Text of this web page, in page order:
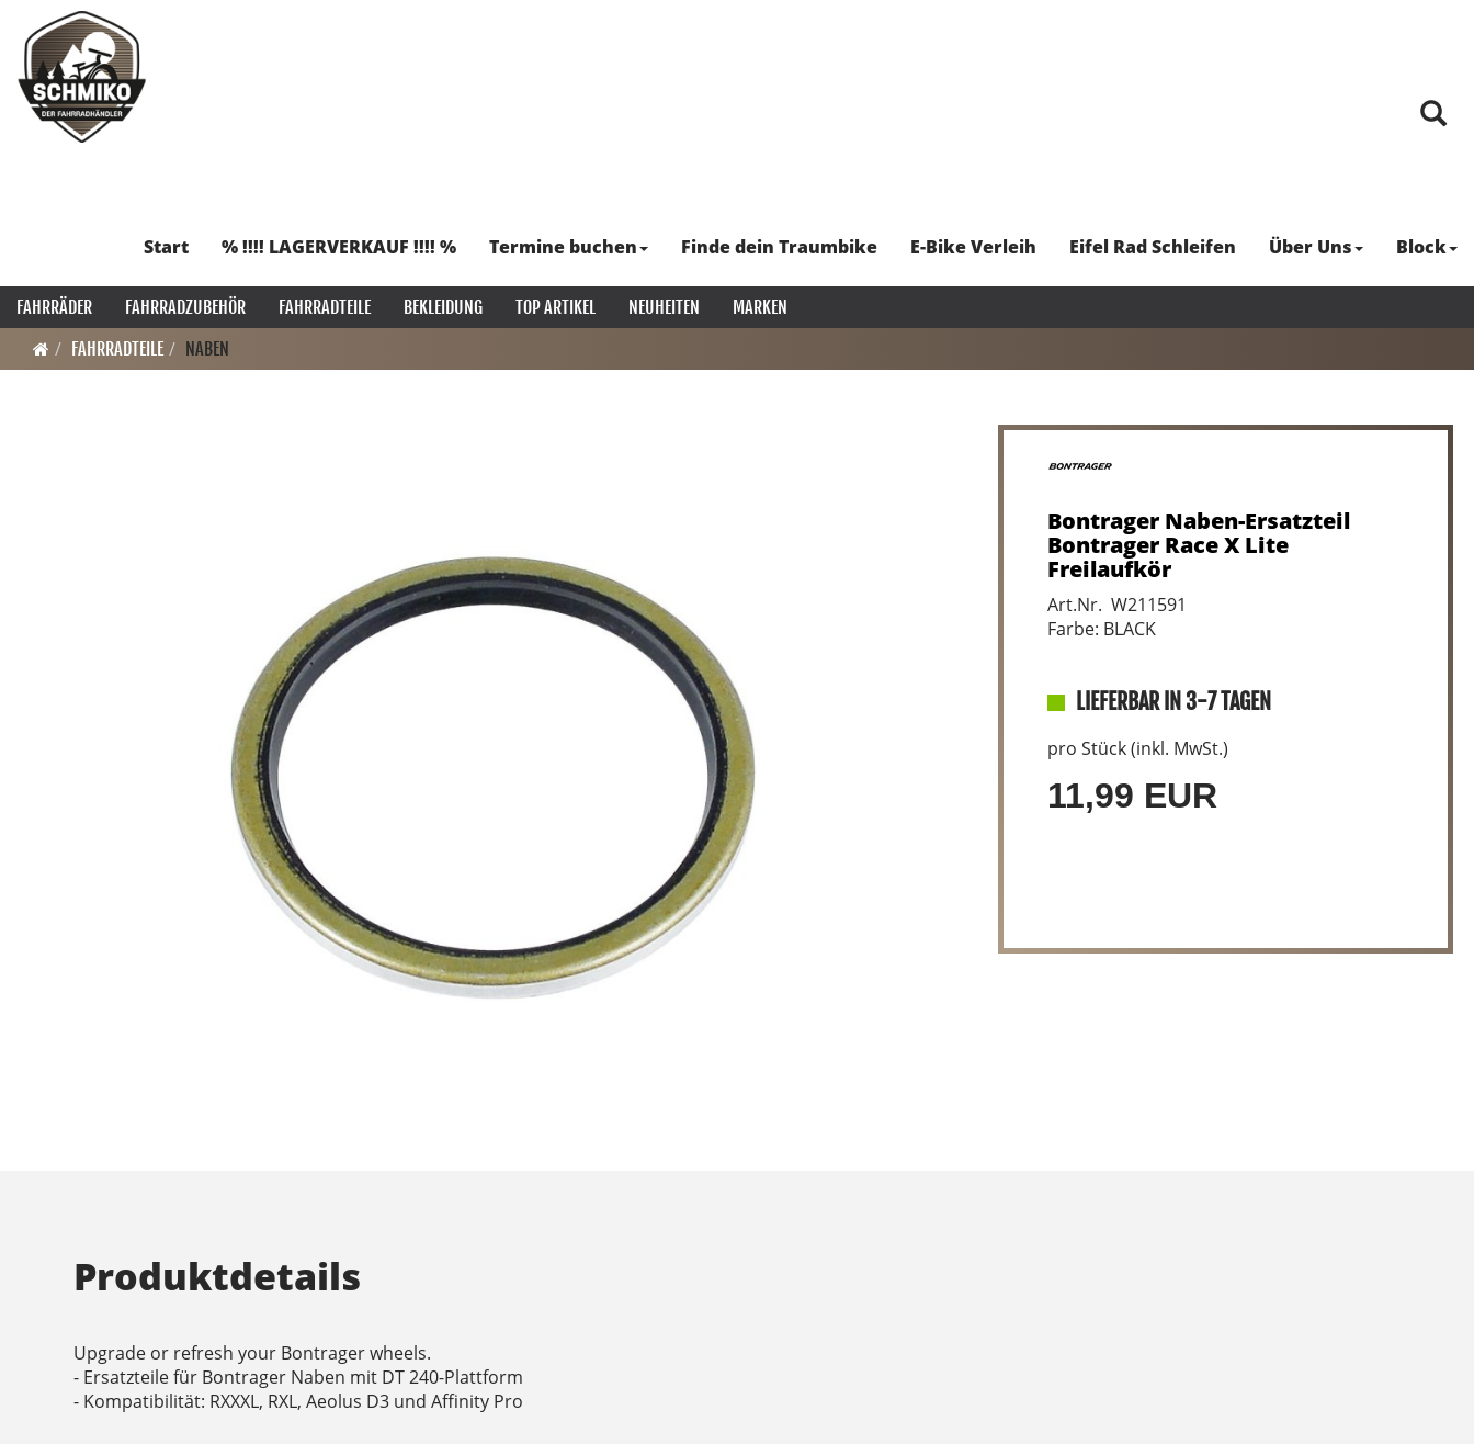
Start % !!!! LAGERVERKAUF !!!! % Termine buchen Finde dein Traumbike E-Bike Verleih Eifel Rad Schleifen Über Uns Block
FAHRRÄDER FAHRRADZUBEHÖR FAHRRADTEILE BEKLEIDUNG TOP ARTIKEL NEUHEITEN
MARKEN
FAHRRADTEILE
NABEN
Bontrager Naben-Ersatzteil
Bontrager Race X Lite
Freilaufkör
Art.Nr. W211591
Farbe: BLACK
LIEFERBAR IN 3-7 TAGEN
pro Stück (inkl. MwSt.)
11,99 EUR
Produktdetails
Upgrade or refresh your Bontrager wheels.
- Ersatzteile für Bontrager Naben mit DT 240-Plattform
- Kompatibilität: RXXXL, RXL, Aeolus D3 und Affinity Pro